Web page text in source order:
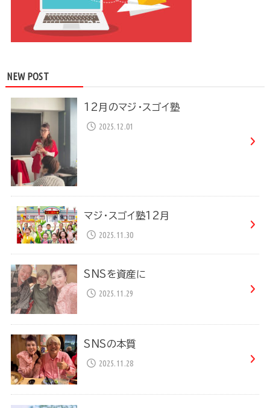
NEW POST
12月のマジ・スゴイ塾
2025.12.01
マジ・スゴイ塾12月
2025.11.30
SNSを資産に
2025.11.29
SNSの本質
2025.11.28